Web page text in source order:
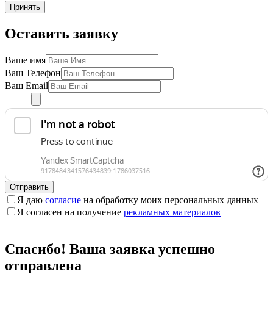
Принять
Оставить заявку
Ваше имя
Ваш Телефон
Ваш Email
Отправить
Я даю согласие на обработку моих персональных данных
Я согласен на получение рекламных материалов
Спасибо! Ваша заявка успешно
отправлена